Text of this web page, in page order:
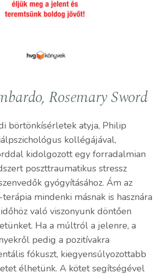
Rosemary Sword
börtönkísérletek atyja, Philip
kollégájával,
kidolgozott egy forradalmian
poszttraumatikus stressz
gyógyításához. Ám az
mindenki másnak is hasznára
való viszonyunk döntően
Ha a múltról a jelenre, a
pedig a pozitívakra
fókuszt, kiegyensúlyozottabb
élhetünk. A kötet segítségével